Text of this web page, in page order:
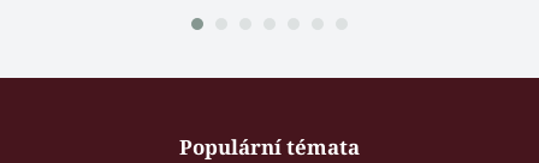
Populární témata